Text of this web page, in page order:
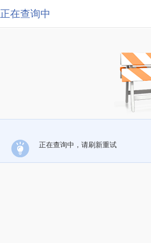
正在查询中
正在查询中，请刷新重试